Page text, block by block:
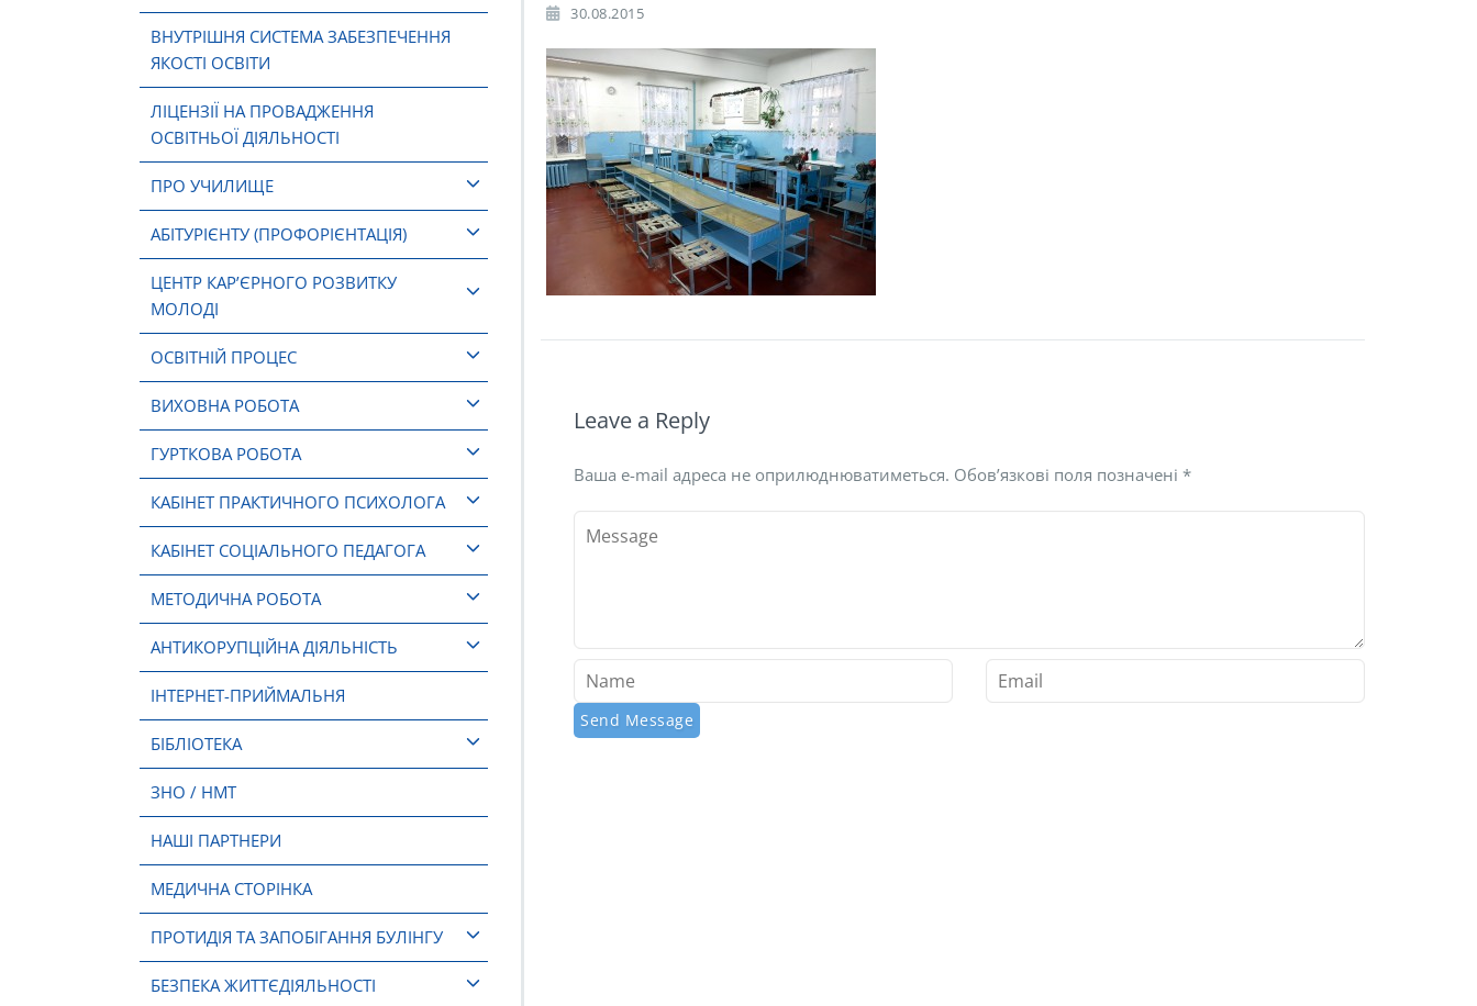
ВНУТРІШНЯ СИСТЕМА ЗАБЕЗПЕЧЕННЯ
ЯКОСТІ ОСВІТИ
ЛІЦЕНЗІЇ НА ПРОВАДЖЕННЯ
ОСВІТНЬОЇ ДІЯЛЬНОСТІ
ПРО УЧИЛИЩЕ
АБІТУРІЄНТУ (ПРОФОРІЄНТАЦІЯ)
ЦЕНТР КАР’ЄРНОГО РОЗВИТКУ
МОЛОДІ
ОСВІТНІЙ ПРОЦЕС
ВИХОВНА РОБОТА
ГУРТКОВА РОБОТА
КАБІНЕТ ПРАКТИЧНОГО ПСИХОЛОГА
КАБІНЕТ СОЦІАЛЬНОГО ПЕДАГОГА
МЕТОДИЧНА РОБОТА
АНТИКОРУПЦІЙНА ДІЯЛЬНІСТЬ
ІНТЕРНЕТ-ПРИЙМАЛЬНЯ
БІБЛІОТЕКА
ЗНО / НМТ
НАШІ ПАРТНЕРИ
МЕДИЧНА СТОРІНКА
ПРОТИДІЯ ТА ЗАПОБІГАННЯ БУЛІНГУ
БЕЗПЕКА ЖИТТЄДІЯЛЬНОСТІ
30.08.2015
Leave a Reply
Ваша e-mail адреса не оприлюднюватиметься. Обов’язкові поля позначені *